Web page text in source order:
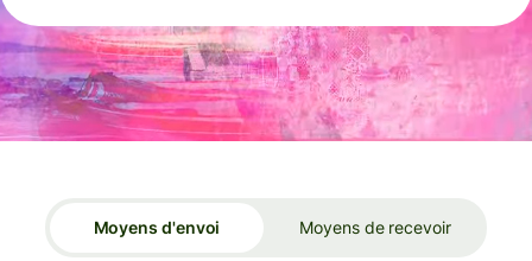
Moyens d'envoi Moyens de recevoir